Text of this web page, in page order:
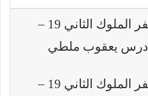
تفسير سفر الملوك الثاني 19 –
يعقوب ملطي
تفسير سفر الملوك الثاني 19 –